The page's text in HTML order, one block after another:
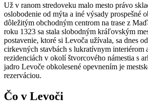
Už v ranom stredoveku malo mesto právo
oslobodenie od mýta a iné výsady prospešné
dôležitým obchodným centrom na trase z
roku 1323 sa stala slobodným kráľovským
postavenie, ktoré si Levoča užívala, sa dnes
cirkevných stavbách s lukratívnym interiérom
rezidenciách v okolí štvorcového námestia s
jadro Levoče obkolesené opevnením je
rezerváciou.
Čo v Levoči